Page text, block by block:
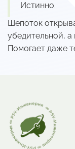
Истинно.
Шепоток
убедительной,
Помогает даже